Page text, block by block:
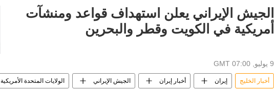
الجيش الإيراني يعلن استهداف قواعد ومنشآت
أمريكية في الكويت وقطر والبحرين
9 يوليو, 07:00 GMT
أخبار الخليج إيران أخبار إيران الجيش الإيراني الولايات المتحدة الأمريكية